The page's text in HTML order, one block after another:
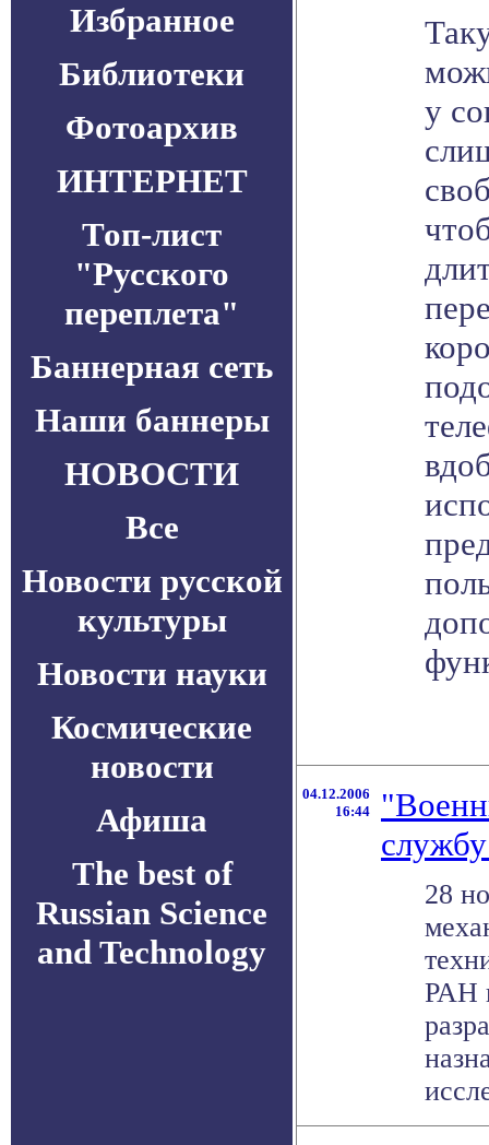
Избранное
Библиотеки
Фотоархив
ИНТЕРНЕТ
Топ-лист
"Русского
переплета"
Баннерная сеть
Наши баннеры
НОВОСТИ
Все
Новости русской
культуры
Новости науки
Космические
новости
Афиша
The best of
Russian Science
and Technology
у
04.12.2006
16:44
28
РАН